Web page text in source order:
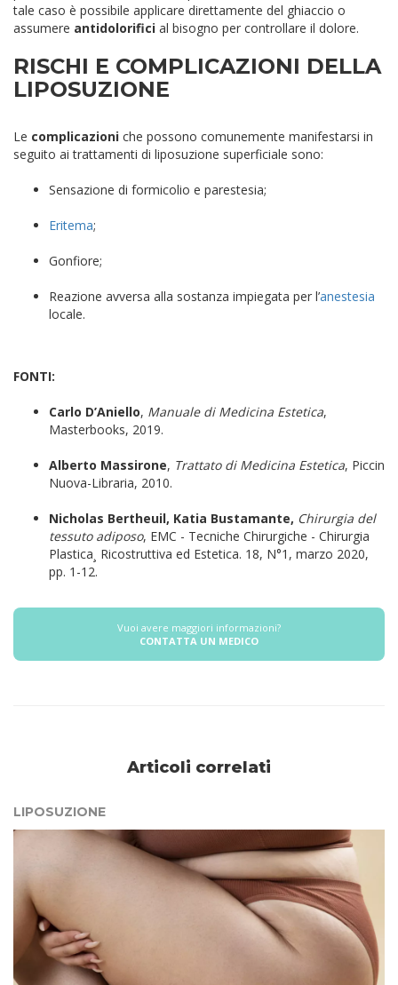
tale caso è possibile applicare direttamente del ghiaccio o
assumere antidolorifici al bisogno per controllare il dolore.
RISCHI E COMPLICAZIONI DELLA
LIPOSUZIONE
Le complicazioni che possono comunemente manifestarsi in
seguito ai trattamenti di liposuzione superficiale sono:
Sensazione di formicolio e parestesia;
Eritema;
Gonfiore;
Reazione avversa alla sostanza impiegata per l’anestesia
locale.
FONTI:
Carlo D’Aniello, Manuale di Medicina Estetica,
Masterbooks, 2019.
Alberto Massirone, Trattato di Medicina Estetica, Piccin
Nuova-Libraria, 2010.
Nicholas Bertheuil, Katia Bustamante, Chirurgia del
tessuto adiposo, EMC - Tecniche Chirurgiche - Chirurgia
Plastica¸ Ricostruttiva ed Estetica. 18, N°1, marzo 2020,
pp. 1-12.
Vuoi avere maggiori informazioni?
CONTATTA UN MEDICO
Articoli correlati
LIPOSUZIONE